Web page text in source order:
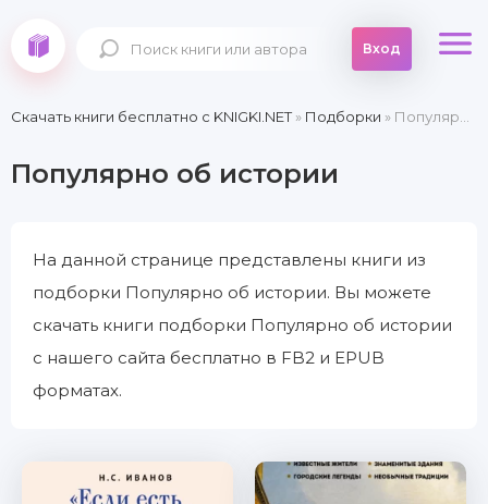
Вход
Скачать книги бесплатно c KNIGKI.NET» Подборки » Популярно об истории
Популярно об истории
На данной странице представлены книги из
подборки Популярно об истории. Вы можете
скачать книги подборки Популярно об истории
с нашего сайта бесплатно в FB2 и EPUB
форматах.